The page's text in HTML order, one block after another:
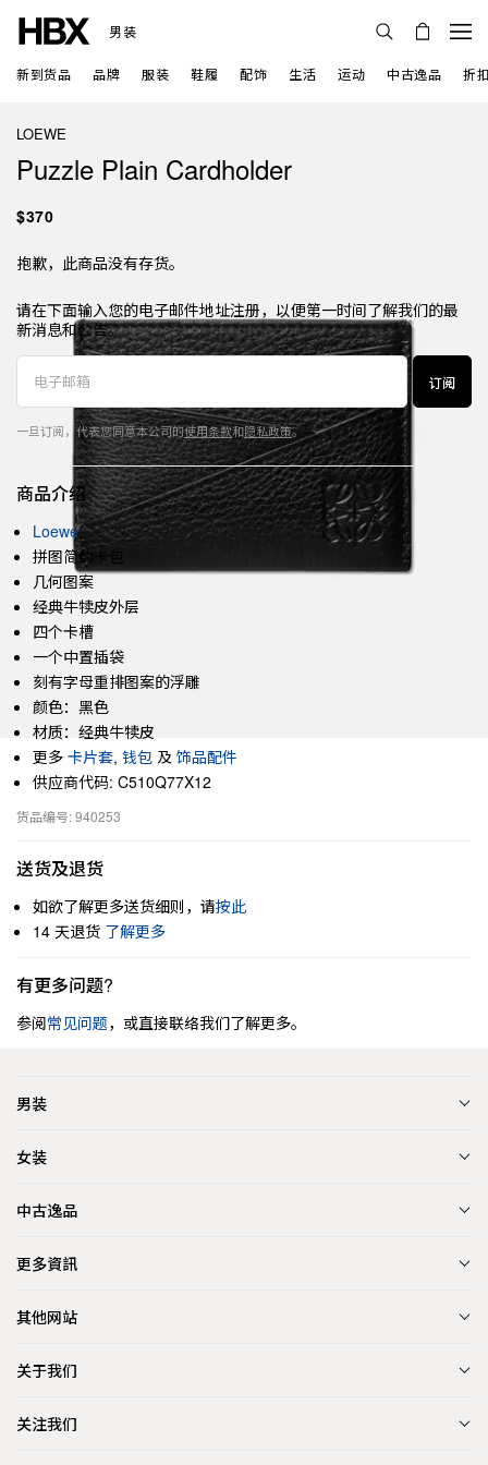
男装
新到货品 品牌 服装 鞋履 配饰 生活 运动 中古逸品 折
LOEWE
Puzzle Plain Cardholder
$370
抱歉，此商品没有存货。
请在下面输入您的电子邮件地址注册，以便第一时间了解我们的最
新消息和公告。
订阅
一旦订阅，代表您同意本公司的使用条款和隐私政策。
商品介绍
Loewe
拼图简约卡包
几何图案
经典牛犊皮外层
四个卡槽
一个中置插袋
刻有字母重排图案的浮雕
颜色：黑色
材质：经典牛犊皮
更多 卡片套, 钱包 及 饰品配件
供应商代码: C510Q77X12
货品编号: 940253
送货及退货
如欲了解更多送货细则，请按此
14 天退货 了解更多
有更多问题?
参阅常见问题，或直接联络我们了解更多。
男装
女装
中古逸品
更多資訊
其他网站
关于我们
关注我们